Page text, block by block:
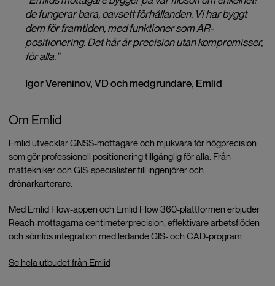
de fungerar bara, oavsett förhållanden. Vi har byggt
dem för framtiden, med funktioner som AR-
positionering. Det här är precision utan kompromisser,
för alla.”
Igor Vereninov, VD och medgrundare, Emlid
Om Emlid
Emlid utvecklar GNSS-mottagare och mjukvara för högprecision
som gör professionell positionering tillgänglig för alla. Från
mättekniker och GIS-specialister till ingenjörer och
drönarkarterare.
Med Emlid Flow-appen och Emlid Flow 360-plattformen erbjuder
Reach-mottagarna centimeterprecision, effektivare arbetsflöden
och sömlös integration med ledande GIS- och CAD-program.
Se hela utbudet från Emlid